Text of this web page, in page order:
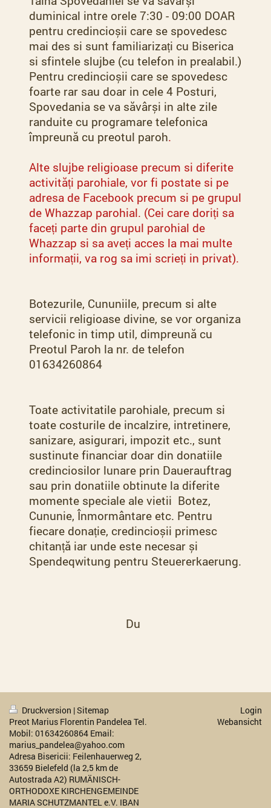
duminical intre orele 7:30 - 09:00 DOAR
pentru credincioșii care se spovedesc
mai des si sunt familiarizați cu Biserica
si sfintele slujbe (cu telefon in prealabil.)
Pentru credincioșii care se spovedesc
foarte rar sau doar in cele 4 Posturi,
Spovedania se va săvârși in alte zile
randuite cu programare telefonica
împreună cu preotul paroh.
Alte slujbe religioase precum si diferite
activități parohiale, vor fi postate si pe
adresa de Facebook precum si pe grupul
de Whazzap parohial. (Cei care doriți sa
faceți parte din grupul parohial de
Whazzap si sa aveți acces la mai multe
informații, va rog sa imi scrieți in privat).
Botezurile, Cununiile, precum si alte
servicii religioase divine, se vor organiza
telefonic in timp util, dimpreună cu
Preotul Paroh la nr. de telefon
01634260864
Toate activitatile parohiale, precum si
toate costurile de incalzire, intretinere,
sanizare, asigurari, impozit etc., sunt
sustinute financiar doar din donatiile
credinciosilor lunare prin Dauerauftrag
sau prin donatiile obtinute la diferite
momente speciale ale vietii Botez,
Cununie, Înmormântare etc. Pentru
fiecare donație, credincioșii primesc
chitanță iar unde este necesar și
Spendeqwitung pentru Steuererkaerung.
Du
Druckversion |Sitemap
Preot Marius Florentin Pandelea Tel.
Mobil: 01634260864 Email:
marius_pandelea@yahoo.com
Adresa Bisericii: Feilenhauerweg 2,
33659 Bielefeld (la 2,5 km de
Autostrada A2) RUMÄNISCH-
ORTHODOXE KIRCHENGEMEINDE
MARIA SCHUTZMANTEL e.V. IBAN
Login
Webansicht